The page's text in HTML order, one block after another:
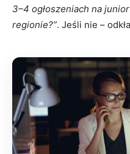
3–4 ogłoszeniach na
regionie?”. Jeśli nie –